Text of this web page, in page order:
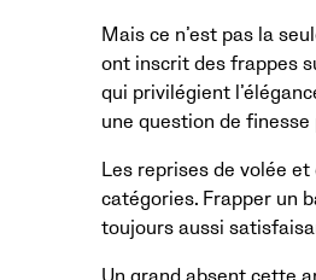
Mais ce n’est pas la
ont inscrit des frappes
qui privilégient
une question de
Les reprises de volée
catégories. Frapper un
toujours aussi